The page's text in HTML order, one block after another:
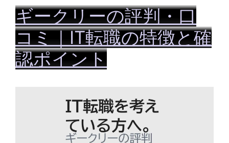
ー
ギークリーの評判・口
コミ｜IT転職の特徴と確
認ポイント